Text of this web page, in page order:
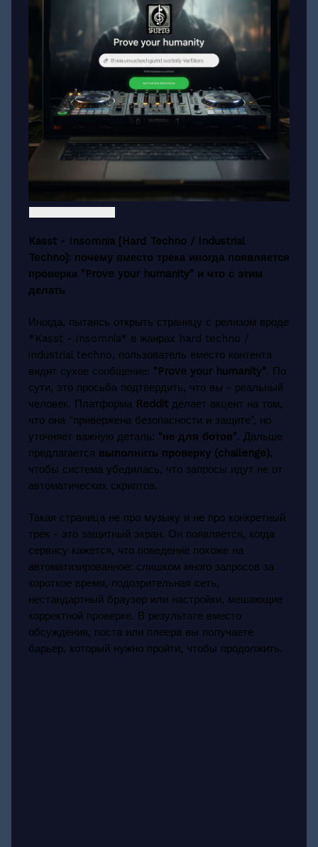
Kasst - Insomnia [Hard Techno / Industrial
Techno]: почему вместо трека иногда появляется
проверка "Prove your humanity" и что с этим
делать
Иногда, пытаясь открыть страницу с релизом вроде
*Kasst - Insomnia* в жанрах hard techno /
industrial techno, пользователь вместо контента
видит сухое сообщение: "Prove your humanity". По
сути, это просьба подтвердить, что вы - реальный
человек. Платформа Redditделает акцент на том,
что она "привержена безопасности и защите", но
уточняет важную деталь: "не для ботов". Дальше
предлагается выполнить проверку (challenge),
чтобы система убедилась, что запросы идут не от
автоматических скриптов.
Такая страница не про музыку и не про конкретный
трек - это защитный экран. Он появляется, когда
сервису кажется, что поведение похоже на
автоматизированное: слишком много запросов за
короткое время, подозрительная сеть,
нестандартный браузер или настройки, мешающие
корректной проверке. В результате вместо
обсуждения, поста или плеера вы получаете
барьер, который нужно пройти, чтобы продолжить.